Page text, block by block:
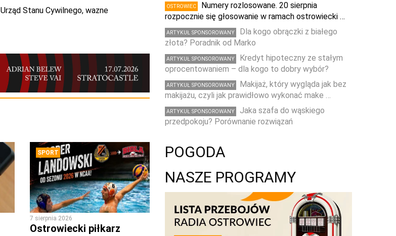
Urząd Stanu Cywilnego, wazne
SPORT
7 sierpnia 2026
Ostrowiecki piłkarz
OSTROWIEC
Numery rozlosowane. 20 sierpnia
rozpocznie się głosowanie w ramach ostrowiecki …
ARTYKUŁ SPONSOROWANY
Dla kogo obrączki z białego
złota? Poradnik od Marko
ARTYKUŁ SPONSOROWANY
Kredyt hipoteczny ze stałym
oprocentowaniem – dla kogo to dobry wybór?
ARTYKUŁ SPONSOROWANY
Makijaż, który wygląda jak bez
makijażu, czyli jak prawidłowo wykonać make …
ARTYKUŁ SPONSOROWANY
Jaka szafa do wąskiego
przedpokoju? Porównanie rozwiązań
POGODA
NASZE PROGRAMY